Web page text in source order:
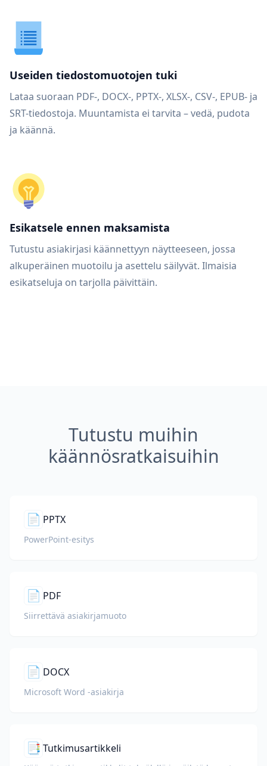
Useiden tiedostomuotojen tuki
Lataa suoraan PDF-, DOCX-, PPTX-, XLSX-, CSV-, EPUB- ja
SRT-tiedostoja. Muuntamista ei tarvita – vedä, pudota
ja käännä.
Esikatsele ennen maksamista
Tutustu asiakirjasi käännettyyn näytteeseen, jossa
alkuperäinen muotoilu ja asettelu säilyvät. Ilmaisia
esikatseluja on tarjolla päivittäin.
Tutustu muihin
käännösratkaisuihin
📄 PPTX
PowerPoint-esitys
📄 PDF
Siirrettävä asiakirjamuoto
📄 DOCX
Microsoft Word -asiakirja
📑 Tutkimusartikkeli